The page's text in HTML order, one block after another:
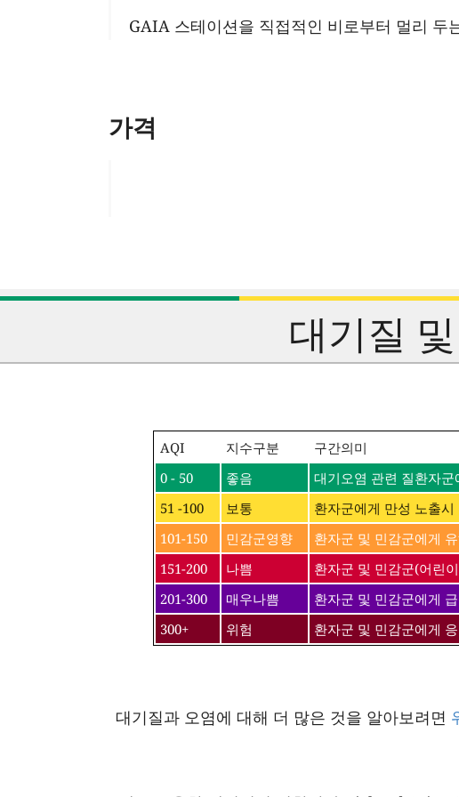
GAIA 스테이션을 직접적인 비로부터 멀리 두
가격
대기질
AQI 지수구분
구간의미
0 - 50
좋음
대기오염 관련 질환자
51 -100
보통
환자군에게 만성 노출
101-150
민감군영향
환자군 및 민감군에게
151-200
나쁨
환자군 및 민감군(어린
201-300
매우나쁨
환자군 및 민감군에게
300+
위험 환자군 및 민감군에게
대기질과 오염에 대해 더 많은 것을 알아보려면